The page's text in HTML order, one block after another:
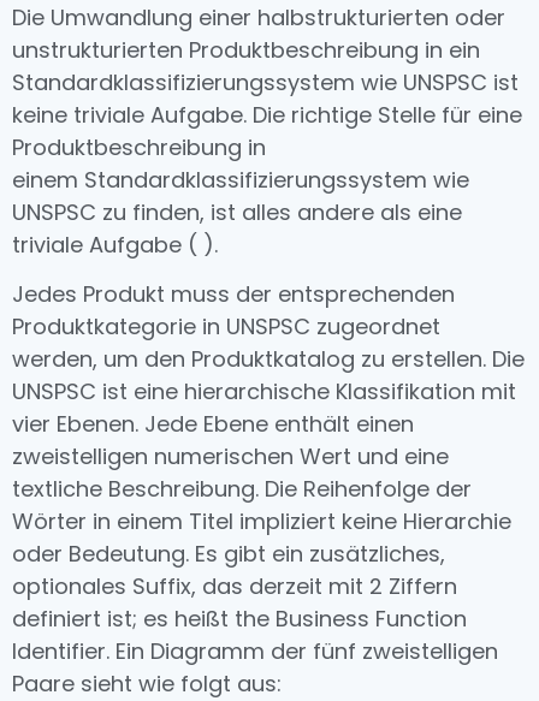
Die Umwandlung einer halbstrukturierten oder
unstrukturierten Produktbeschreibung in ein
Standardklassifizierungssystem wie UNSPSC ist
keine triviale Aufgabe. Die richtige Stelle für eine
Produktbeschreibung in
einem Standardklassifizierungssystem wie
UNSPSC zu finden, ist alles andere als eine
triviale Aufgabe ( ).
Jedes Produkt muss der entsprechenden
Produktkategorie in UNSPSC zugeordnet
werden, um den Produktkatalog zu erstellen. Die
UNSPSC ist eine hierarchische Klassifikation mit
vier Ebenen. Jede Ebene enthält einen
zweistelligen numerischen Wert und eine
textliche Beschreibung. Die Reihenfolge der
Wörter in einem Titel impliziert keine Hierarchie
oder Bedeutung. Es gibt ein zusätzliches,
optionales Suffix, das derzeit mit 2 Ziffern
definiert ist; es heißt the Business Function
Identifier. Ein Diagramm der fünf zweistelligen
Paare sieht wie folgt aus: